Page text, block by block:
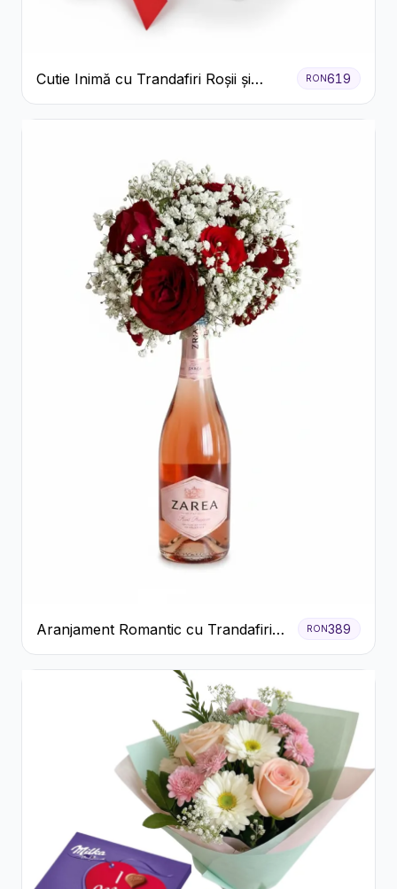
Cutie Inimă cu Trandafiri Roșii și
Bomboane Raffaello
RON619
Aranjament Romantic cu Trandafiri
Roșii și Șampanie rose
RON389